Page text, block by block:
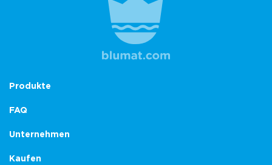
Produkte
FAQ
Unternehmen
Kaufen